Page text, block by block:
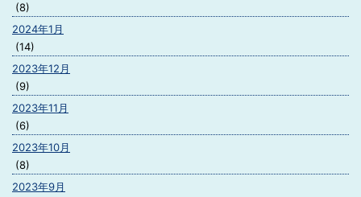
(8)
2024年1月
(14)
2023年12月
(9)
2023年11月
(6)
2023年10月
(8)
2023年9月